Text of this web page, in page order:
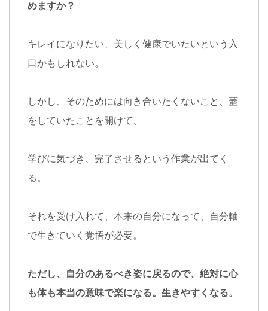
めますか？
キレイになりたい、美しく健康でいたいという入
口かもしれない。
しかし、そのためには向き合いたくないこと、蓋
をしていたことを開けて、
学びに気づき、完了させるという作業が出てく
る。
それを受け入れて、本来の自分になって、自分軸
で生きていく覚悟が必要。
ただし、自分のあるべき姿に戻るので、絶対に心
も体も本当の意味で楽になる。生きやすくなる。